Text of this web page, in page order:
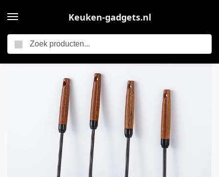
Keuken-gadgets.nl
Allecto – – Keuken Gereedschap Set – 4-delige Set – Rvs en Houten Handvat – Keuken Accessoires – Handig voor Koken – Zwart